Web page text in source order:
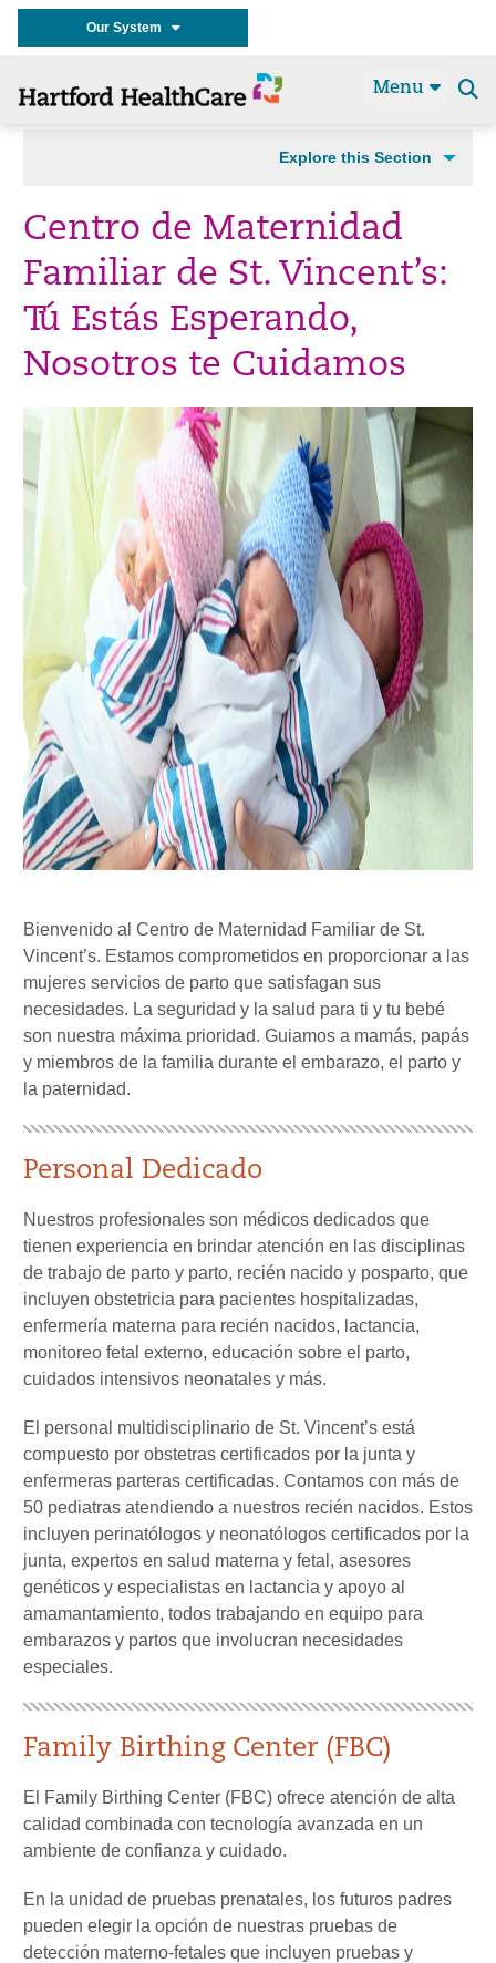
Our System
Menu
Explore this Section
Centro de Maternidad
Familiar de St. Vincent’s:
Tú Estás Esperando,
Nosotros te Cuidamos
Bienvenido al Centro de Maternidad Familiar de St.
Vincent’s. Estamos comprometidos en proporcionar a las
mujeres servicios de parto que satisfagan sus
necesidades. La seguridad y la salud para ti y tu bebé
son nuestra máxima prioridad. Guiamos a mamás, papás
y miembros de la familia durante el embarazo, el parto y
la paternidad.
Personal Dedicado
Nuestros profesionales son médicos dedicados que
tienen experiencia en brindar atención en las disciplinas
de trabajo de parto y parto, recién nacido y posparto, que
incluyen obstetricia para pacientes hospitalizadas,
enfermería materna para recién nacidos, lactancia,
monitoreo fetal externo, educación sobre el parto,
cuidados intensivos neonatales y más.
El personal multidisciplinario de St. Vincent’s está
compuesto por obstetras certificados por la junta y
enfermeras parteras certificadas. Contamos con más de
50 pediatras atendiendo a nuestros recién nacidos. Estos
incluyen perinatólogos y neonatólogos certificados por la
junta, expertos en salud materna y fetal, asesores
genéticos y especialistas en lactancia y apoyo al
amamantamiento, todos trabajando en equipo para
embarazos y partos que involucran necesidades
especiales.
Family Birthing Center (FBC)
El Family Birthing Center (FBC) ofrece atención de alta
calidad combinada con tecnología avanzada en un
ambiente de confianza y cuidado.
En la unidad de pruebas prenatales, los futuros padres
pueden elegir la opción de nuestras pruebas de
detección materno-fetales que incluyen pruebas y